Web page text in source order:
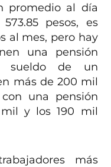
promedio al día
pesos, es
al mes, pero hay
una pensión
sueldo de un
más de 200 mil
una pensión
y los 190 mil
más